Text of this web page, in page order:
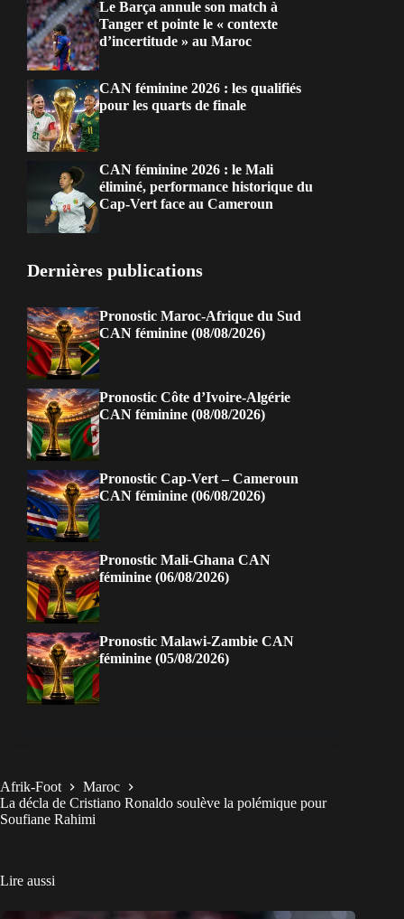
Le Barça annule son match à
Tanger et pointe le « contexte
d’incertitude » au Maroc
CAN féminine 2026 : les qualifiés
pour les quarts de finale
CAN féminine 2026 : le Mali
éliminé, performance historique du
Cap-Vert face au Cameroun
Dernières publications
Pronostic Maroc-Afrique du Sud
CAN féminine (08/08/2026)
Pronostic Côte d’Ivoire-Algérie
CAN féminine (08/08/2026)
Pronostic Cap-Vert – Cameroun
CAN féminine (06/08/2026)
Pronostic Mali-Ghana CAN
féminine (06/08/2026)
Pronostic Malawi-Zambie CAN
féminine (05/08/2026)
Afrik-Foot
Maroc
La décla de Cristiano Ronaldo soulève la polémique pour
Soufiane Rahimi
Lire aussi